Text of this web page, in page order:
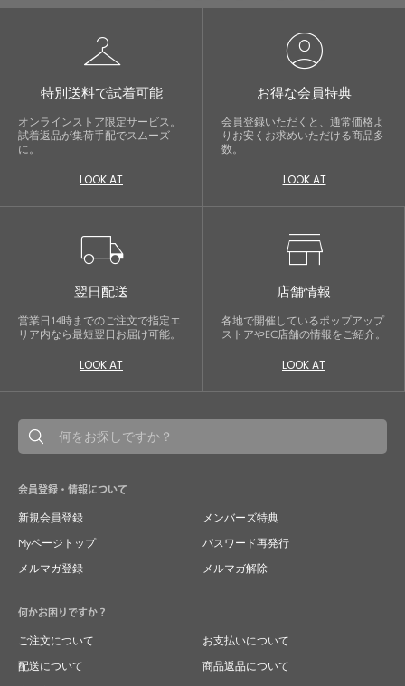
checkroom
特別送料で試着可能
オンラインストア限定サービス。
試着返品が集荷手配でスムーズ
に。
LOOK AT
account_circle
お得な会員特典
会員登録いただくと、通常価格よ
りお安くお求めいただける商品多
数。
LOOK AT
local_shipping
翌日配送
営業日14時までのご注文で指定エ
リア内なら最短翌日お届け可能。
LOOK AT
store
店舗情報
各地で開催しているポップアップ
ストアやEC店舗の情報をご紹介。
LOOK AT
会員登録・情報について
新規会員登録
メンバーズ特典
Myページトップ
パスワード再発行
メルマガ登録
メルマガ解除
何かお困りですか？
ご注文について
お支払いについて
配送について
商品返品について